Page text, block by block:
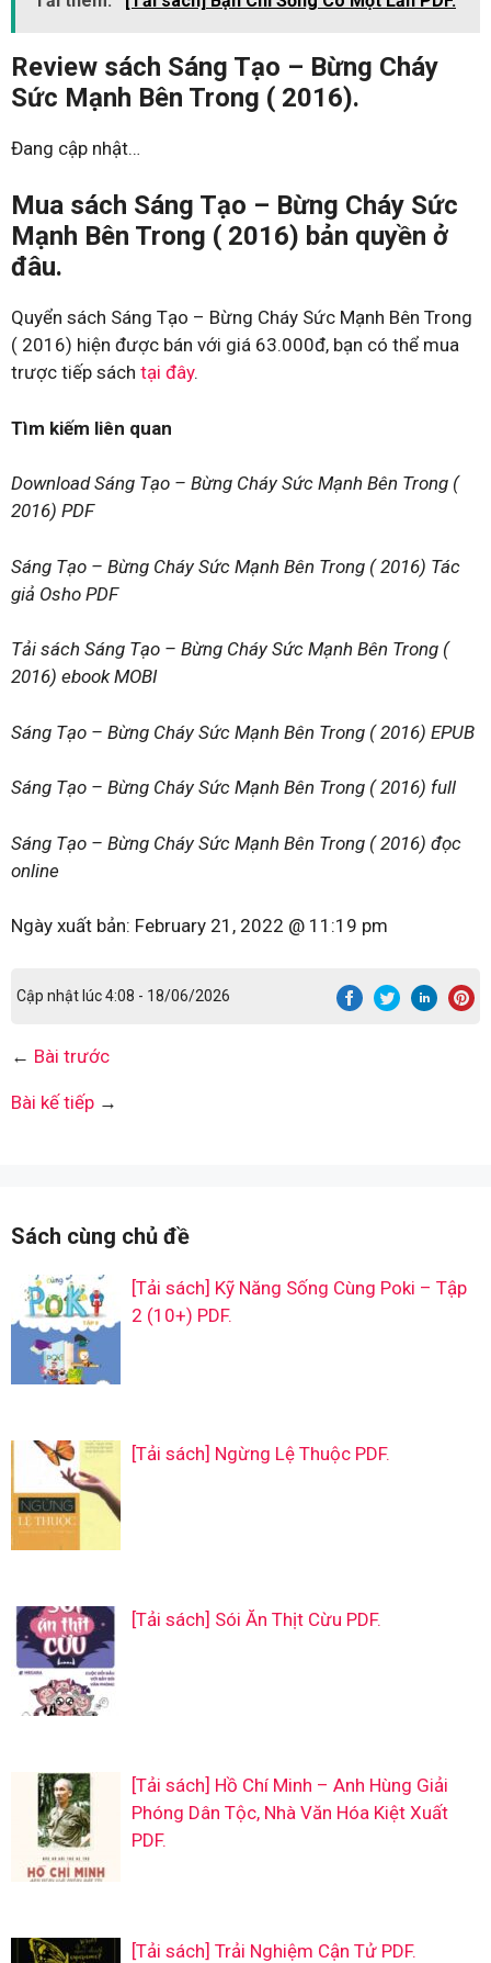
Review sách Sáng Tạo – Bừng Cháy
Sức Mạnh Bên Trong ( 2016).
Đang cập nhật…
Mua sách Sáng Tạo – Bừng Cháy Sức
Mạnh Bên Trong ( 2016) bản quyền ở
đâu.
Quyển sách Sáng Tạo – Bừng Cháy Sức Mạnh Bên Trong
( 2016) hiện được bán với giá 63.000đ, bạn có thể mua
trược tiếp sách tại đây.
Tìm kiếm liên quan
Download Sáng Tạo – Bừng Cháy Sức Mạnh Bên Trong (
2016) PDF
Sáng Tạo – Bừng Cháy Sức Mạnh Bên Trong ( 2016) Tác
giả Osho PDF
Tải sách Sáng Tạo – Bừng Cháy Sức Mạnh Bên Trong (
2016) ebook MOBI
Sáng Tạo – Bừng Cháy Sức Mạnh Bên Trong ( 2016) EPUB
Sáng Tạo – Bừng Cháy Sức Mạnh Bên Trong ( 2016) full
Sáng Tạo – Bừng Cháy Sức Mạnh Bên Trong ( 2016) đọc
online
Ngày xuất bản: February 21, 2022 @ 11:19 pm
Cập nhật lúc 4:08 - 18/06/2026
← Bài trước
Bài kế tiếp →
Sách cùng chủ đề
[Tải sách] Kỹ Năng Sống Cùng Poki – Tập
2 (10+) PDF.
[Tải sách] Ngừng Lệ Thuộc PDF.
[Tải sách] Sói Ăn Thịt Cừu PDF.
[Tải sách] Hồ Chí Minh – Anh Hùng Giải
Phóng Dân Tộc, Nhà Văn Hóa Kiệt Xuất
PDF.
[Tải sách] Trải Nghiệm Cận Tử PDF.